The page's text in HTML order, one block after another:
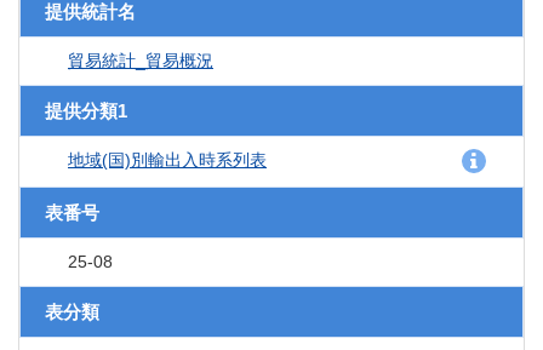
提供統計名
貿易統計_貿易概況
提供分類1
地域(国)別輸出入時系列表
表番号
25-08
表分類